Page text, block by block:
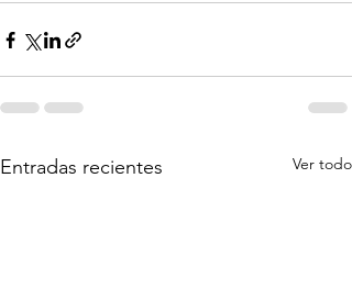
Entradas recientes Ver todo